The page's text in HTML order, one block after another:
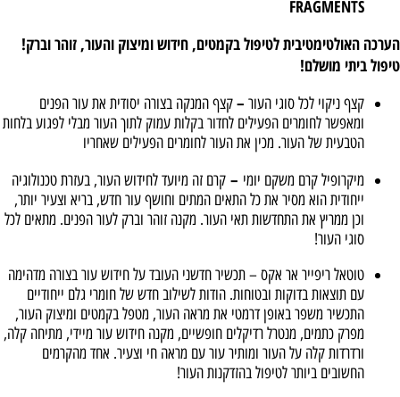
FRAGMENTS
הערכה האולטימטיבית לטיפול בקמטים, חידוש ומיצוק והעור, זוהר וברק!
טיפול ביתי מושלם!
קצף ניקוי לכל סוגי העור –קצף המנקה בצורה יסודית את עור הפנים
ומאפשר לחומרים הפעילים לחדור בקלות עמוק לתוך העור מבלי לפגוע בלחות
הטבעית של העור. מכין את העור לחומרים הפעילים שאחריו
מיקרופיל קרם משקם יומי – קרם זה מיועד לחידוש העור, בעזרת טכנולוגיה
ייחודית הוא מסיר את כל התאים המתים וחושף עור חדש, בריא וצעיר יותר,
וכן ממריץ את התחדשות תאי העור. מקנה זוהר וברק לעור הפנים. מתאים לכל
סוגי העור!
טוטאל ריפייר אר אקס – תכשיר חדשני העובד על חידוש עור בצורה מדהימה
עם תוצאות בדוקות ובטוחות. הודות לשילוב חדש של חומרי גלם ייחודיים
התכשיר משפר באופן דרמטי את מראה העור, מטפל בקמטים ומיצוק העור,
מפרק כתמים, מנטרל רדיקלים חופשיים, מקנה חידוש עור מיידי, מתיחה קלה,
ורדרדות קלה על העור ומותיר עור עם מראה חי וצעיר. אחד מהקרמים
החשובים ביותר לטיפול בהזדקנות העור!